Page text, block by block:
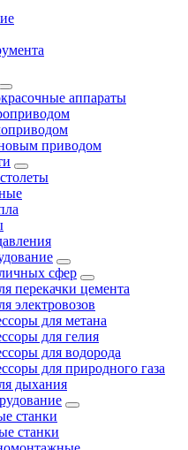
аппараты
приводом
сфер
перекачки цемента
электровозов
для метана
для гелия
для водорода
для природного газа
дыхания
станки
станки